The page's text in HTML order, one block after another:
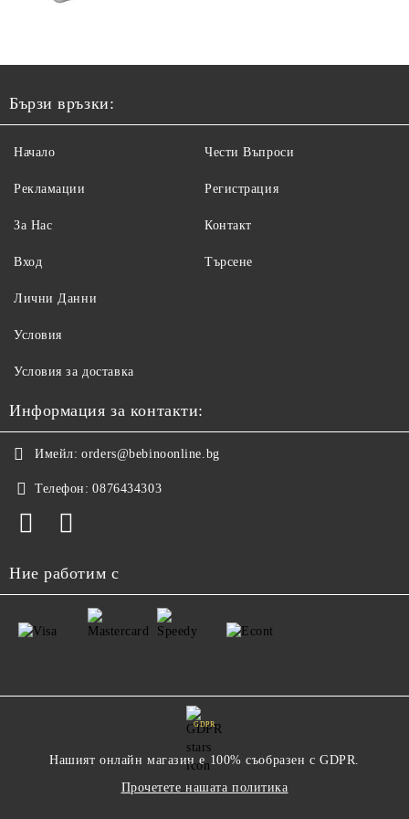
от сок от вишни 25%, банани* 15%, ябълков сок* от
от сок от арония, смлени пълнозърнести пшенични
Спелтата е вид пшеница.
Бързи връзки:
Начало
Рекламации
За Нас
Вход
Чести Въпроси
Регистрация
Контакт
Търсене
Лични Данни
Условия
Условия за доставка
Информация за контакти:
Имейл: orders@bebinoonline.bg
Телефон: 0876434303
Ние работим с
GDPR
Нашият онлайн магазин е 100% съобразен с GDPR.
Прочетете нашата политика